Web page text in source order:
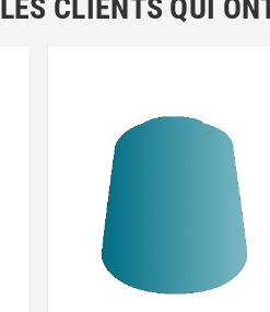
LES CLIENTS QUI